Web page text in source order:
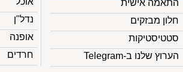
התאמה אישית
חלון מבזקים
סטטיסטיקות
הערוץ שלנו ב-Telegram
נדל"ן
אופנה
חרדים